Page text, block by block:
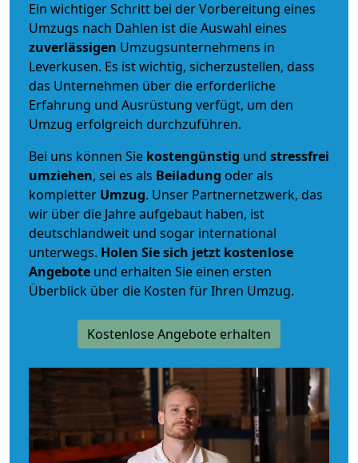
Ein wichtiger Schritt bei der Vorbereitung eines
Umzugs nach Dahlen ist die Auswahl eines
zuverlässigen Umzugsunternehmens in
Leverkusen. Es ist wichtig, sicherzustellen, dass
das Unternehmen über die erforderliche
Erfahrung und Ausrüstung verfügt, um den
Umzug erfolgreich durchzuführen.
Bei uns können Sie kostengünstig und stressfrei
umziehen, sei es als Beiladung oder als
kompletter Umzug. Unser Partnernetzwerk, das
wir über die Jahre aufgebaut haben, ist
deutschlandweit und sogar international
unterwegs. Holen Sie sich jetzt kostenlose
Angebote und erhalten Sie einen ersten
Überblick über die Kosten für Ihren Umzug.
Kostenlose Angebote erhalten